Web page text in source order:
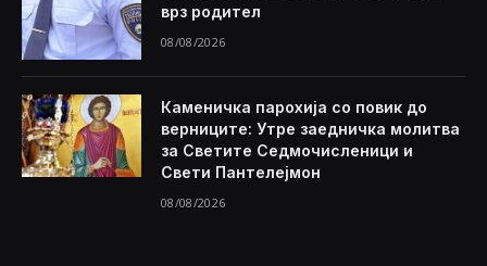
врз родител
08/08/2026
Каменичка парохија со повик до
верниците: Утре заедничка молитва
за Светите Седмочисленици и
Свети Пантелејмон
08/08/2026